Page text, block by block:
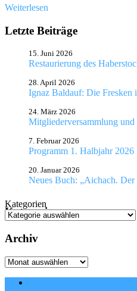
Weiterlesen
Letzte Beiträge
Restaurierung des
15. Juni 2026
Ignaz Baldauf: Die Fresken
28. April 2026
Mitgliederversammlung
24. März 2026
Programm 1. Halbjahr 2026
7. Februar 2026
Neues Buch: „Aichach. Der
20. Januar 2026
Kategorien
Kategorien
Archiv
Archiv